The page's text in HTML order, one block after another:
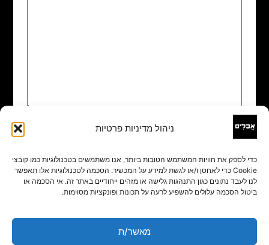
ניהול מדיניות פרטיות
כדי לספק את חוויות המשתמש הטובות ביותר, אנו משתמשים בטכנולוגיות כמו קובצי
Cookie כדי לאחסן ו/או לגשת למידע על המכשיר. הסכמה לטכנולוגיות אלו תאפשר
לנו לעבד נתונים כגון התנהגות גלישה או מזהים ייחודיים באתר זה. אי הסכמה או
ביטול הסכמה עלולים להשפיע לרעה על תכונות ופונקציות מסוימות.
מאשר/ת
שם
אימייל*